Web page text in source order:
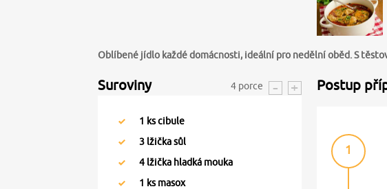
Oblíbené jídlo každé domácnosti, ideální pro nedělní oběd. S
Suroviny 4 porce
1 ks cibule
3 lžička sůl
4 lžička hladká mouka
1 ks masox
Postup
1